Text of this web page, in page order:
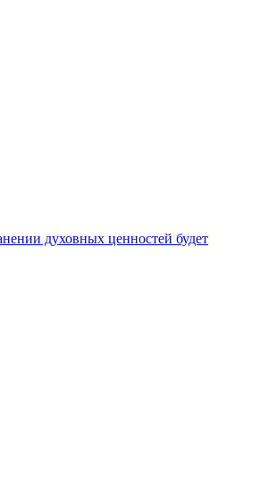
духовных ценностей будет